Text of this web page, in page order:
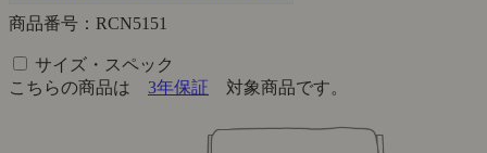
商品番号：RCN5151
サイズ・スペック
こちらの商品は 3年保証 対象商品です。